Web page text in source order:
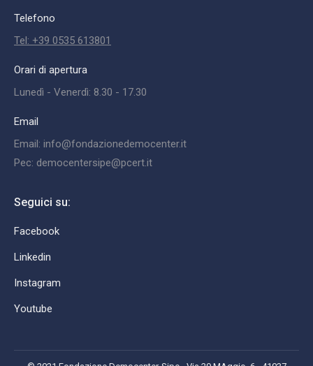
Telefono
Tel: +39 0535 613801
Orari di apertura
Lunedì - Venerdì: 8.30 - 17.30
Email
Email: info@fondazionedemocenter.it
Pec: democentersipe@pcert.it
Seguici su:
Facebook
Linkedin
Instagram
Youtube